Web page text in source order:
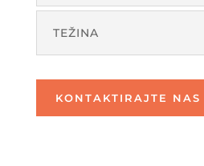
TEŽINA
KONTAKTIRAJTE NAS